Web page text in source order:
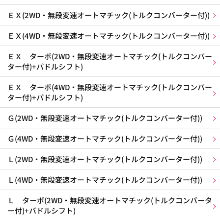
ＥＸ(2WD・無段変速オートマチック(トルクコンバーター付))
ＥＸ(4WD・無段変速オートマチック(トルクコンバーター付))
ＥＸ ターボ(2WD・無段変速オートマチック(トルクコンバー
ター付)+パドルシフト)
ＥＸ ターボ(4WD・無段変速オートマチック(トルクコンバー
ター付)+パドルシフト)
Ｇ(2WD・無段変速オートマチック(トルクコンバーター付))
Ｇ(4WD・無段変速オートマチック(トルクコンバーター付))
Ｌ(2WD・無段変速オートマチック(トルクコンバーター付))
Ｌ(4WD・無段変速オートマチック(トルクコンバーター付))
Ｌ ターボ(2WD・無段変速オートマチック(トルクコンバータ
ー付)+パドルシフト)